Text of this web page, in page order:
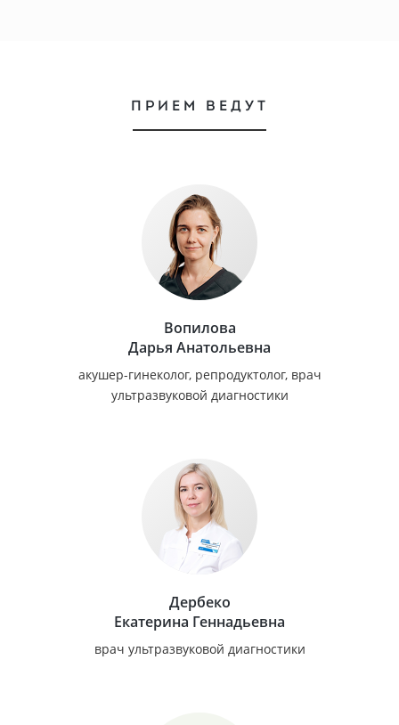
ПРИЕМ ВЕДУТ
Вопилова
Дарья Анатольевна
акушер-гинеколог, репродуктолог, врач
ультразвуковой диагностики
Дербеко
Екатерина Геннадьевна
врач ультразвуковой диагностики